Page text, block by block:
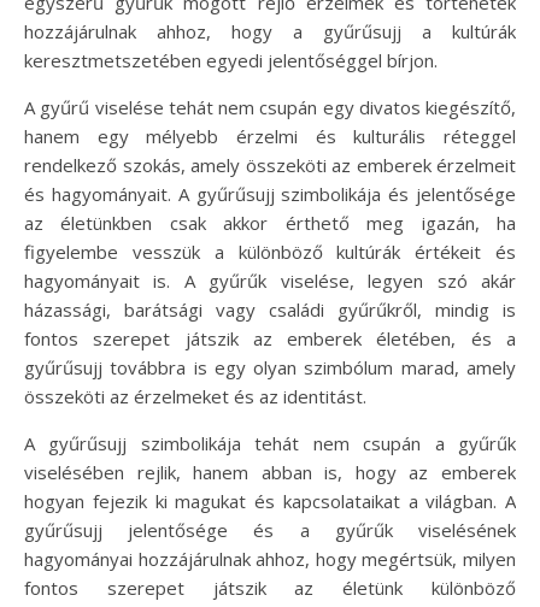
hozzájárulnak ahhoz, hogy a gyűrűsujj a kultúrák
keresztmetszetében egyedi jelentőséggel bírjon.
A gyűrű viselése tehát nem csupán egy divatos kiegészítő,
hanem egy mélyebb érzelmi és kulturális réteggel
rendelkező szokás, amely összeköti az emberek érzelmeit
és hagyományait. A gyűrűsujj szimbolikája és jelentősége
az életünkben csak akkor érthető meg igazán, ha
figyelembe vesszük a különböző kultúrák értékeit és
hagyományait is. A gyűrűk viselése, legyen szó akár
házassági, barátsági vagy családi gyűrűkről, mindig is
fontos szerepet játszik az emberek életében, és a
gyűrűsujj továbbra is egy olyan szimbólum marad, amely
összeköti az érzelmeket és az identitást.
A gyűrűsujj szimbolikája tehát nem csupán a gyűrűk
viselésében rejlik, hanem abban is, hogy az emberek
hogyan fejezik ki magukat és kapcsolataikat a világban. A
gyűrűsujj jelentősége és a gyűrűk viselésének
hagyományai hozzájárulnak ahhoz, hogy megértsük, milyen
fontos szerepet játszik az életünk különböző